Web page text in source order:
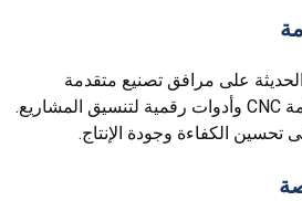
الحديثة على مرافق تصنيع متقدمة
ومعدات معالجة آلية وأنظمة CNC وأدوات رقمية لتنسيق المشاريع.
تحسين الكفاءة وجودة الإنتاج.